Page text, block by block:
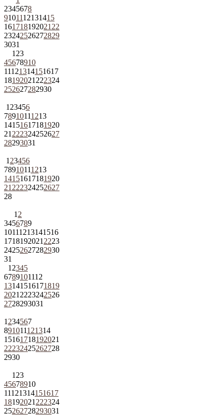
2345678
9101112131415
161718192021 22
23242526272829
3031
1 23
45678910
11121314151617
18192021 222324
252627282930
1 23456
78910111213
14151617181920
21 222324252627
28293031
1 23456
78910111213
14151617181920
21 222324252627
28
1 2
3456789
10111213141516
1718192021 2223
24252627282930
31
1 2345
6789101112
13141516171819
2021 2223242526
2728293031
1 234567
891011121314
15161718192021
22232425262728
2930
1 23
45678910
11121314151617
18192021 222324
25262728293031